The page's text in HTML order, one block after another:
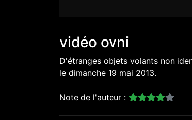
vidéo ovni
D'étranges objets volants non
le dimanche 19 mai 2013.
Note de l'auteur :